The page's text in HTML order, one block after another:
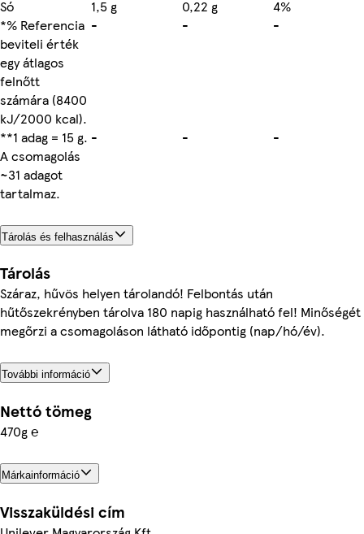
Só
1,5 g 0,22 g
4%
*% Referencia
beviteli érték
egy átlagos
felnőtt
számára (8400
kJ/2000 kcal).
- - -
**1 adag = 15 g.
A csomagolás
~31 adagot
tartalmaz.
- - -
Tárolás és felhasználás
Tárolás
Száraz, hűvös helyen tárolandó! Felbontás után
hűtőszekrényben tárolva 180 napig használható fel! Minőségét
megőrzi a csomagoláson látható időpontig (nap/hó/év).
További információ
Nettó tömeg
470g ℮
Márkainformáció
Visszaküldési cím